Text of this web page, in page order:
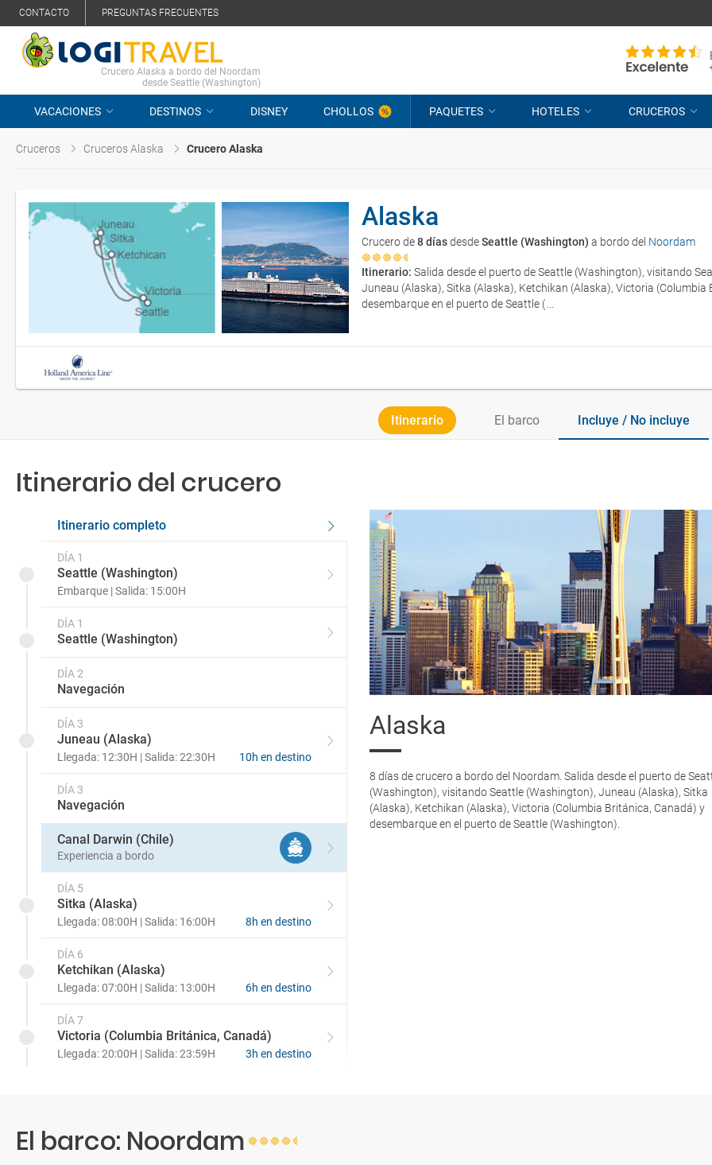
CONTACTO PREGUNTAS FRECUENTES
Crucero Alaska a bordo del Noordam
desde Seattle (Washington)
VACACIONES DESTINOS DISNEY CHOLLOS PAQUETES HOTELES CRUCEROS
Cruceros Cruceros Alaska Crucero Alaska
Alaska
Crucero de8 díasdesdeSeattle (Washington) a bordo del Noordam
Itinerario: Salida desde el puerto de Seattle (Washington), visitando
Juneau (Alaska), Sitka (Alaska), Ketchikan (Alaska), Victoria (Columbia
desembarque en el puerto de Seattle (
Itinerario El barco Incluye / No incluye
Itinerario del crucero
Itinerario completo
DÍA 1
Seattle (Washington)
Embarque | Salida: 15:00H
DÍA 1
Seattle (Washington)
DÍA 2
Navegación
DÍA 3
Juneau (Alaska)
Llegada: 12:30H | Salida: 22:30H 10h en destino
DÍA 3
Navegación
Canal Darwin (Chile)
Experiencia a bordo
DÍA 5
Sitka (Alaska)
Llegada: 08:00H | Salida: 16:00H 8h en destino
DÍA 6
Ketchikan (Alaska)
Llegada: 07:00H | Salida: 13:00H 6h en destino
DÍA 7
Victoria (Columbia Británica, Canadá)
Llegada: 20:00H | Salida: 23:59H 3h en destino
Alaska
8 días de crucero a bordo del Noordam. Salida desde el puerto de
(Washington), visitando Seattle (Washington), Juneau (Alaska), Sitka
(Alaska), Ketchikan (Alaska), Victoria (Columbia Británica, Canadá) y
desembarque en el puerto de Seattle (Washington).
El barco: Noordam